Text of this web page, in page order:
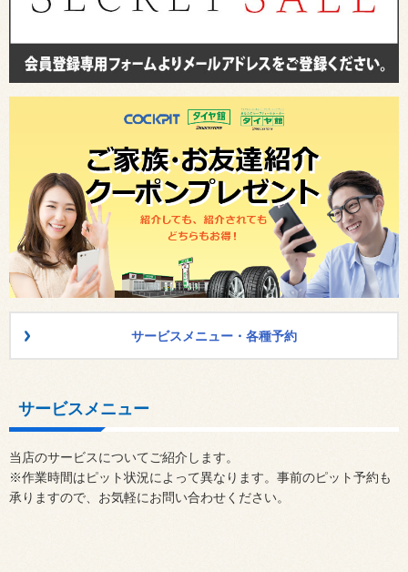
サービスメニュー・各種予約
サービスメニュー
当店のサービスについてご紹介します。
※作業時間はピット状況によって異なります。事前のピット予約も
承りますので、お気軽にお問い合わせください。